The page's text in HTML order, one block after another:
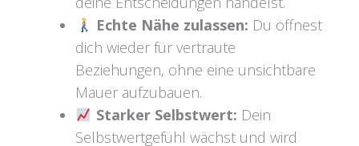
Echte Nähe zulassen: Du öffnest
dich wieder für vertraute
Beziehungen, ohne eine unsichtbare
Mauer aufzubauen.
Starker Selbstwert: Dein
Selbstwertgefühl wächst und wird